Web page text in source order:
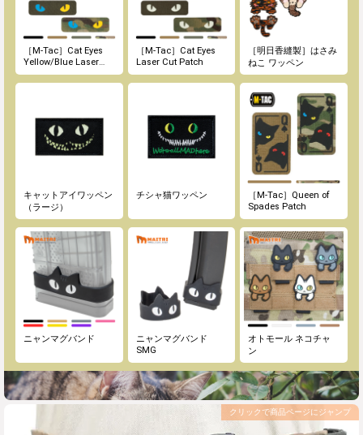
［M-Tac］Cat Eyes
Yellow/Blue Laser
Cut Patch
［M-Tac］Cat Eyes
Laser Cut Patch
［明日香縫製］はさみ
ねこ ワッペン
キャットアイワッペン
（ラージ）
チシャ猫ワッペン
［M-Tac］Queen of
Spades Patch
ニャンマグバンド
ニャンマグバンド
SMG
オトモール ネコチャ
ン
クリックで商品ページにジャンプ